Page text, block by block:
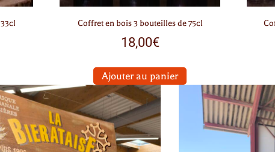
Coffret en bois 3 bouteilles de 75cl
18,00€
Ajouter au panier